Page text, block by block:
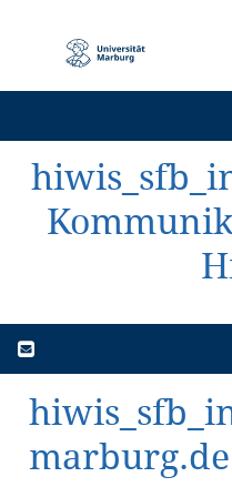
Navigation
marburg.de